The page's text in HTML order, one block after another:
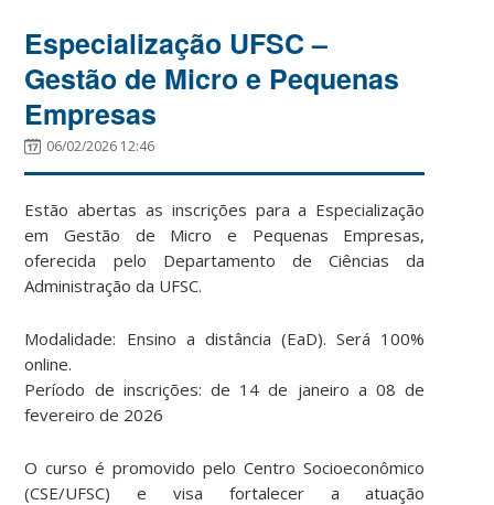
Especialização UFSC –
Gestão de Micro e Pequenas
Empresas
06/02/2026 12:46
Estão abertas as inscrições para a Especialização
em Gestão de Micro e Pequenas Empresas,
oferecida pelo Departamento de Ciências da
Administração da UFSC.
Modalidade: Ensino a distância (EaD). Será 100%
online.
Período de inscrições: de 14 de janeiro a 08 de
fevereiro de 2026
O curso é promovido pelo Centro Socioeconômico
(CSE/UFSC) e visa fortalecer a atuação